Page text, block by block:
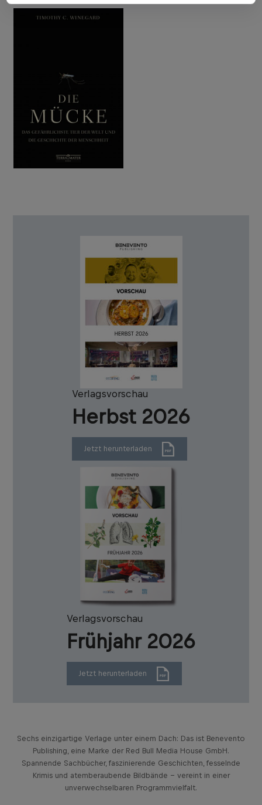
Verlagsvorschau
Herbst 2026
Jetzt herunterladen
Verlagsvorschau
Frühjahr 2026
Jetzt herunterladen
Sechs einzigartige Verlage unter einem Dach: Das ist Benevento
Publishing, eine Marke der Red Bull Media House GmbH.
Spannende Sachbücher, faszinierende Geschichten, fesselnde
Krimis und atemberaubende Bildbände – vereint in einer
unverwechselbaren Programmvielfalt.